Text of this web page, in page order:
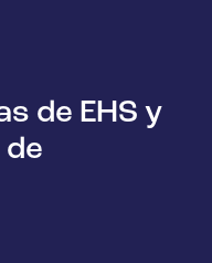
de EHS y
de